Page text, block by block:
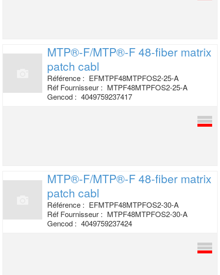
MTP®-F/MTP®-F 48-fiber matrix
patch cabl
Référence : EFMTPF48MTPFOS2-25-A
Réf Fournisseur : MTPF48MTPFOS2-25-A
Gencod : 4049759237417
MTP®-F/MTP®-F 48-fiber matrix
patch cabl
Référence : EFMTPF48MTPFOS2-30-A
Réf Fournisseur : MTPF48MTPFOS2-30-A
Gencod : 4049759237424